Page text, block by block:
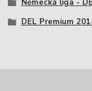
Německá liga -
DEL Premium